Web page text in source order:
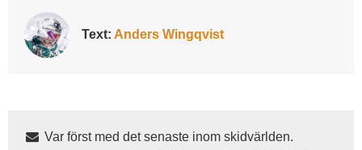
Text: Anders Wingqvist
Var först med det senaste inom skidvärlden.